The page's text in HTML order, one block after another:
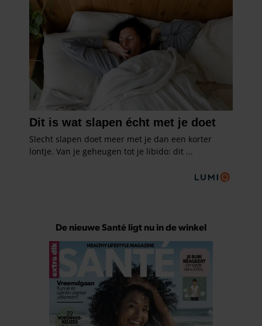
De nieuwe Santé ligt nu in de winkel